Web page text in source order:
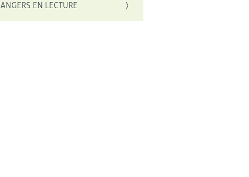
ANGERS EN LECTURE